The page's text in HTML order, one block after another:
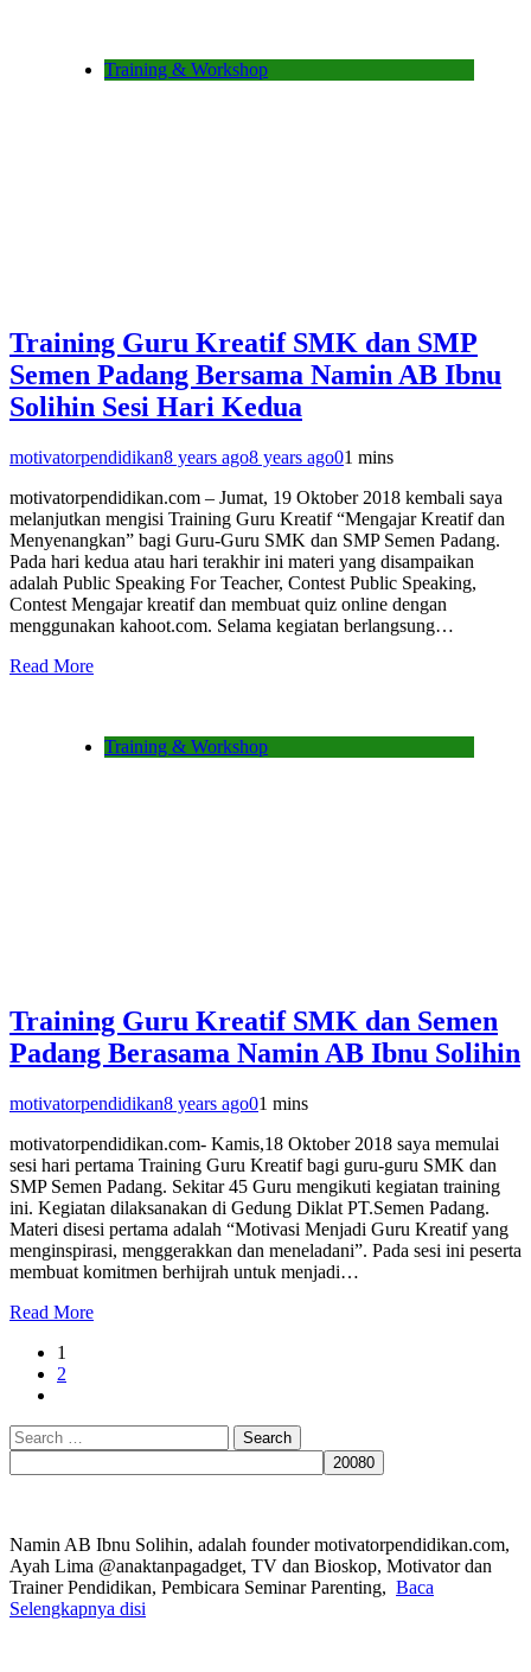
Training & Workshop
Training Guru Kreatif SMK dan SMP
Semen Padang Bersama Namin AB Ibnu
Solihin Sesi Hari Kedua
motivatorpendidikan8 years ago8 years ago01 mins
motivatorpendidikan.com – Jumat, 19 Oktober 2018 kembali saya
melanjutkan mengisi Training Guru Kreatif “Mengajar Kreatif dan
Menyenangkan” bagi Guru-Guru SMK dan SMP Semen Padang.
Pada hari kedua atau hari terakhir ini materi yang disampaikan
adalah Public Speaking For Teacher, Contest Public Speaking,
Contest Mengajar kreatif dan membuat quiz online dengan
menggunakan kahoot.com. Selama kegiatan berlangsung…
Read More
Training & Workshop
Training Guru Kreatif SMK dan Semen
Padang Berasama Namin AB Ibnu Solihin
motivatorpendidikan8 years ago01 mins
motivatorpendidikan.com- Kamis,18 Oktober 2018 saya memulai
sesi hari pertama Training Guru Kreatif bagi guru-guru SMK dan
SMP Semen Padang. Sekitar 45 Guru mengikuti kegiatan training
ini. Kegiatan dilaksanakan di Gedung Diklat PT.Semen Padang.
Materi disesi pertama adalah “Motivasi Menjadi Guru Kreatif yang
menginspirasi, menggerakkan dan meneladani”. Pada sesi ini peserta
membuat komitmen berhijrah untuk menjadi…
Read More
1
2
Search
for:
Namin AB Ibnu Solihin, adalah founder motivatorpendidikan.com,
Ayah Lima @anaktanpagadget, TV dan Bioskop, Motivator dan
Trainer Pendidikan, Pembicara Seminar Parenting, Baca
Selengkapnya disi